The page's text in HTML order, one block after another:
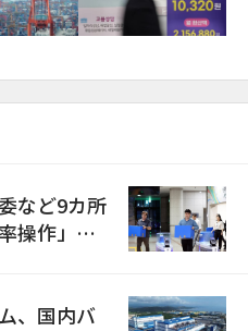
など9カ所
操作」の
、国内バ